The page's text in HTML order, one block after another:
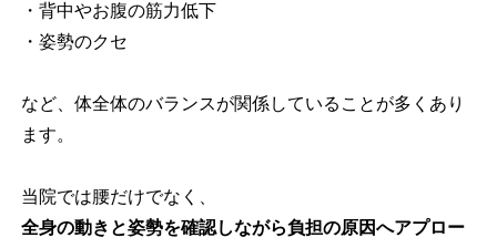
・背中やお腹の筋力低下
・姿勢のクセ
など、体全体のバランスが関係していることが多くあり
ます。
当院では腰だけでなく、
全身の動きと姿勢を確認しながら負担の原因へアプロー